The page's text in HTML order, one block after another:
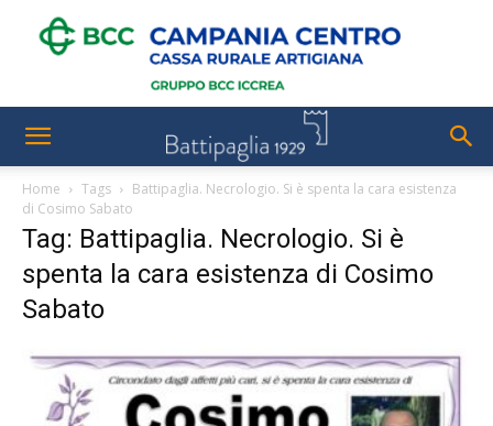
Home Tags
Battipaglia. Necrologio. Si è spenta la cara esistenza
di Cosimo Sabato
Tag: Battipaglia. Necrologio. Si è
spenta la cara esistenza di Cosimo
Sabato